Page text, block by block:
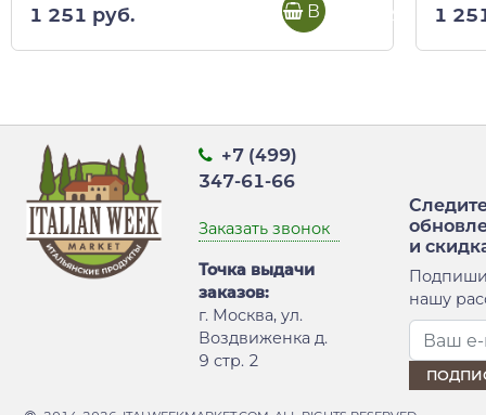
1 251 руб. В корзину 1
+7 (499)
347-61-66
Заказать звонок
Точка выдачи
заказов:
г. Москва, ул.
Воздвиженка д.
9 стр. 2
и
нашу